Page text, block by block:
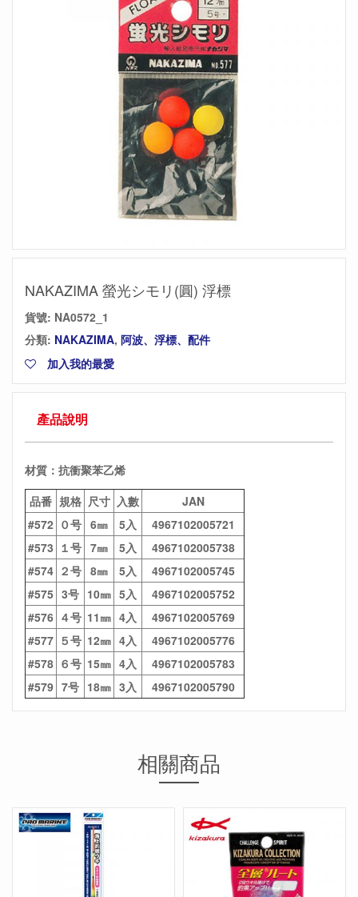
NAKAZIMA 螢光シモリ(圓) 浮標
貨號: NA0572_1
分類: NAKAZIMA, 阿波、浮標、配件
加入我的最愛
產品說明
材質：抗衝聚苯乙烯
品番 規格 尺寸 入數
JAN
#572 ０号 6㎜ 5入
4967102005721
#573 １号 7㎜ 5入
4967102005738
#574 ２号 8㎜ 5入
4967102005745
#575 3号 10㎜ 5入
4967102005752
#576 ４号 11㎜ 4入
4967102005769
#577 ５号 12㎜ 4入
4967102005776
#578 ６号 15㎜ 4入
4967102005783
#579 7号 18㎜ 3入 4967102005790
相關商品